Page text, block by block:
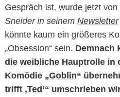
Gespräch ist, wurde jetzt
Sneider in seinem Newsletter
könnte kaum ein größeres
„Obsession“ sein. Demnach
die weibliche Hauptrolle in
Komödie „Goblin“
trifft ,Ted‘“ umschrieben
Universal